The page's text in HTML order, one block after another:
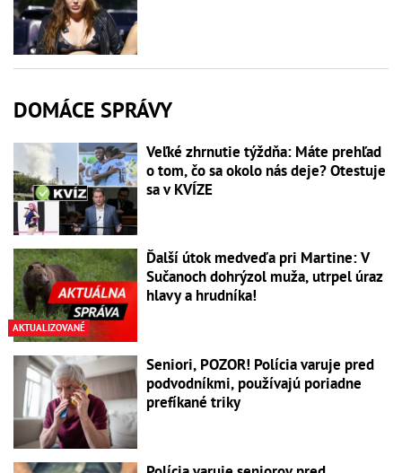
DOMÁCE SPRÁVY
Veľké zhrnutie týždňa: Máte prehľad
o tom, čo sa okolo nás deje? Otestuje
sa v KVÍZE
AKTUALIZOVANÉ
Ďalší útok medveďa pri Martine: V
Sučanoch dohrýzol muža, utrpel úraz
hlavy a hrudníka!
Seniori, POZOR! Polícia varuje pred
podvodníkmi, používajú poriadne
prefíkané triky